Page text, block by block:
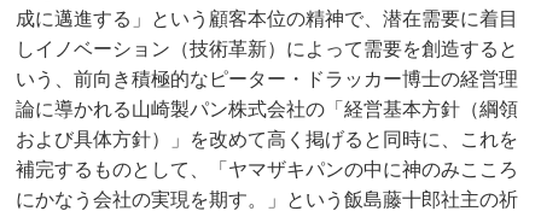
成に邁進する」という顧客本位の精神で、潜在需要に着目
しイノベーション（技術革新）によって需要を創造すると
いう、前向き積極的なピーター・ドラッカー博士の経営理
論に導かれる山崎製パン株式会社の「経営基本方針（綱領
および具体方針）」を改めて高く掲げると同時に、これを
補完するものとして、「ヤマザキパンの中に神のみこころ
にかなう会社の実現を期す。」という飯島藤十郎社主の祈